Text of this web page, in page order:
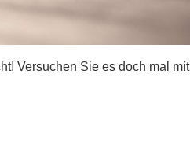
Versuchen Sie es doch mal mit